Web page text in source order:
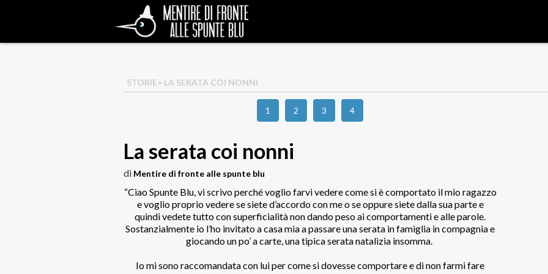
STORIE> LA SERATA COI NONNI
1 2 3 4
La serata coi nonni
di Mentire di fronte alle spunte blu
“Ciao Spunte Blu, vi scrivo perché voglio farvi vedere come si è comportato il mio ragazzo
e voglio proprio vedere se siete d’accordo con me o se oppure siete dalla sua parte e
quindi vedete tutto con superficialità non dando peso ai comportamenti e alle parole.
Sostanzialmente io l’ho invitato a casa mia a passare una serata in famiglia in compagnia e
giocando un po’ a carte, una tipica serata natalizia insomma.
Io mi sono raccomandata con lui per come si dovesse comportare e di non farmi fare